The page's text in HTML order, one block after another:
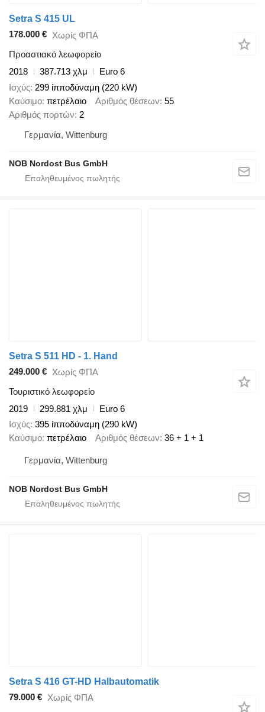
Setra S 415 UL
178.000 € Χωρίς ΦΠΑ
Προαστιακό λεωφορείο
2018
387.713 χλμ
Euro 6
Ισχύς 299 ίπποδύναμη (220 kW)
Καύσιμο πετρέλαιο Αριθμός θέσεων 55
Αριθμός πορτών 2
Γερμανία, Wittenburg
NOB Nordost Bus GmbH
Setra S 511 HD - 1. Hand
249.000 € Χωρίς ΦΠΑ
Τουριστικό λεωφορείο
2019
299.881 χλμ
Euro 6
Ισχύς 395 ίπποδύναμη (290 kW)
Καύσιμο πετρέλαιο Αριθμός θέσεων 36 + 1 + 1
Γερμανία, Wittenburg
NOB Nordost Bus GmbH
Setra S 416 GT-HD Halbautomatik
79.000 € Χωρίς ΦΠΑ